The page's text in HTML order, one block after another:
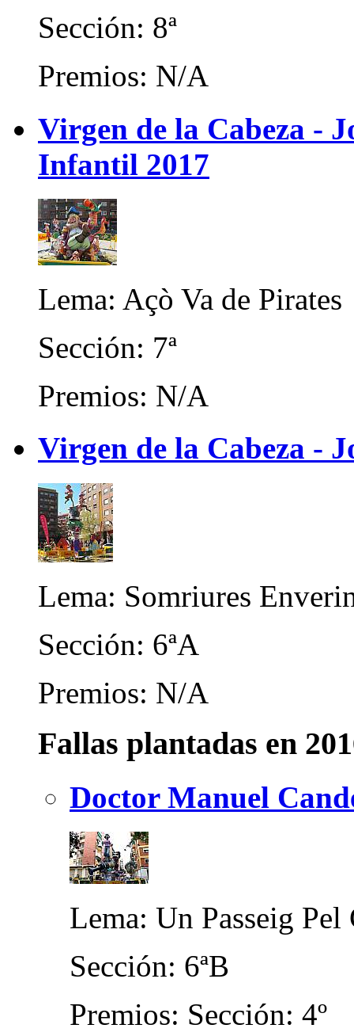
Sección: 8ª
Premios: N/A
Virgen de la Cabeza -
Infantil 2017
Lema: Açò Va de Pirates
Sección: 7ª
Premios: N/A
Virgen de la Cabeza -
Lema: Somriures
Sección: 6ªA
Premios: N/A
Fallas plantadas en
Doctor Manuel
Lema: Un Passeig Pel
Sección: 6ªB
Premios: Sección: 4º